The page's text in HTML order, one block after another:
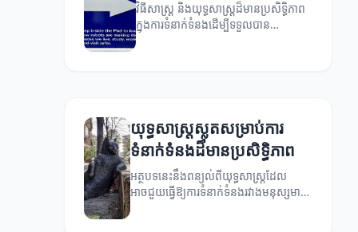
វិធីសាស្ត្រ និងយុទ្ធសាស្ត្រដ៏មានប្រសិទ្ធិភាព
ក្នុងការទំនាក់ទំនងដើម្បីទទួលបាន
ជោគជ័យ។
យុទ្ធសាស្ត្រស្លុតសម្រាប់ការ
ទំនាក់ទំនងដ៏មានប្រសិទ្ធិភាព
អត្ថបទនេះនឹងពន្យល់ពីយុទ្ធសាស្ត្រដែល
អាចជួយធ្វើឱ្យការទំនាក់ទំនងរវាងមនុស្សមាន
ប្រសិទ្ធិភាពខ្ពស់។